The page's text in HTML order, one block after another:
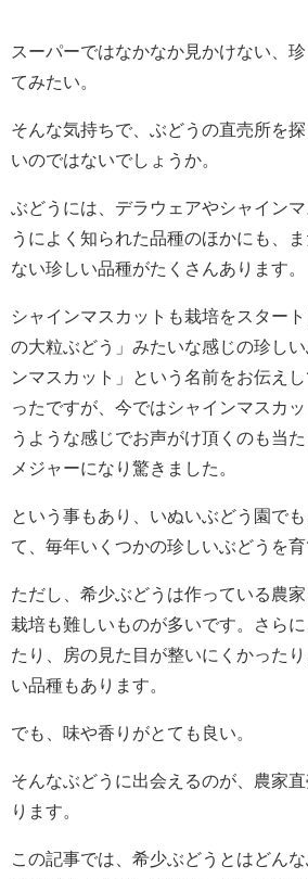
スーパーではなかなか見かけない、
てみたい。
そんな気持ちで、ぶどうの直売所を
いのではないでしょうか。
ぶどうには、デラウェアやシャイン
うによく知られた品種のほかにも、
ない珍しい品種がたくさんあります。
シャインマスカットも栽培をスター
の大粒ぶどう」みたいな感じの珍し
ンマスカット」という名前をお伝え
ったですが、今ではシャインマスカ
うような感じでお声がけ頂くのも当
メジャーになり驚きました。
という事もあり、いぬいぶどう園で
て、毎年いくつかの珍しいぶどうを育
ただし、希少ぶどうは作っている農家
栽培も難しいものが多いです。さら
たり、房の見た目が整いにくかった
い品種もあります。
でも、味や香りがとても良い。
そんなぶどうに出会えるのが、農家
ります。
この記事では、希少ぶどうとはどん